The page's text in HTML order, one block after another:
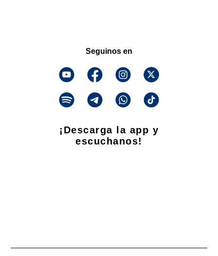
Seguinos en
¡Descarga la app y
escuchanos!